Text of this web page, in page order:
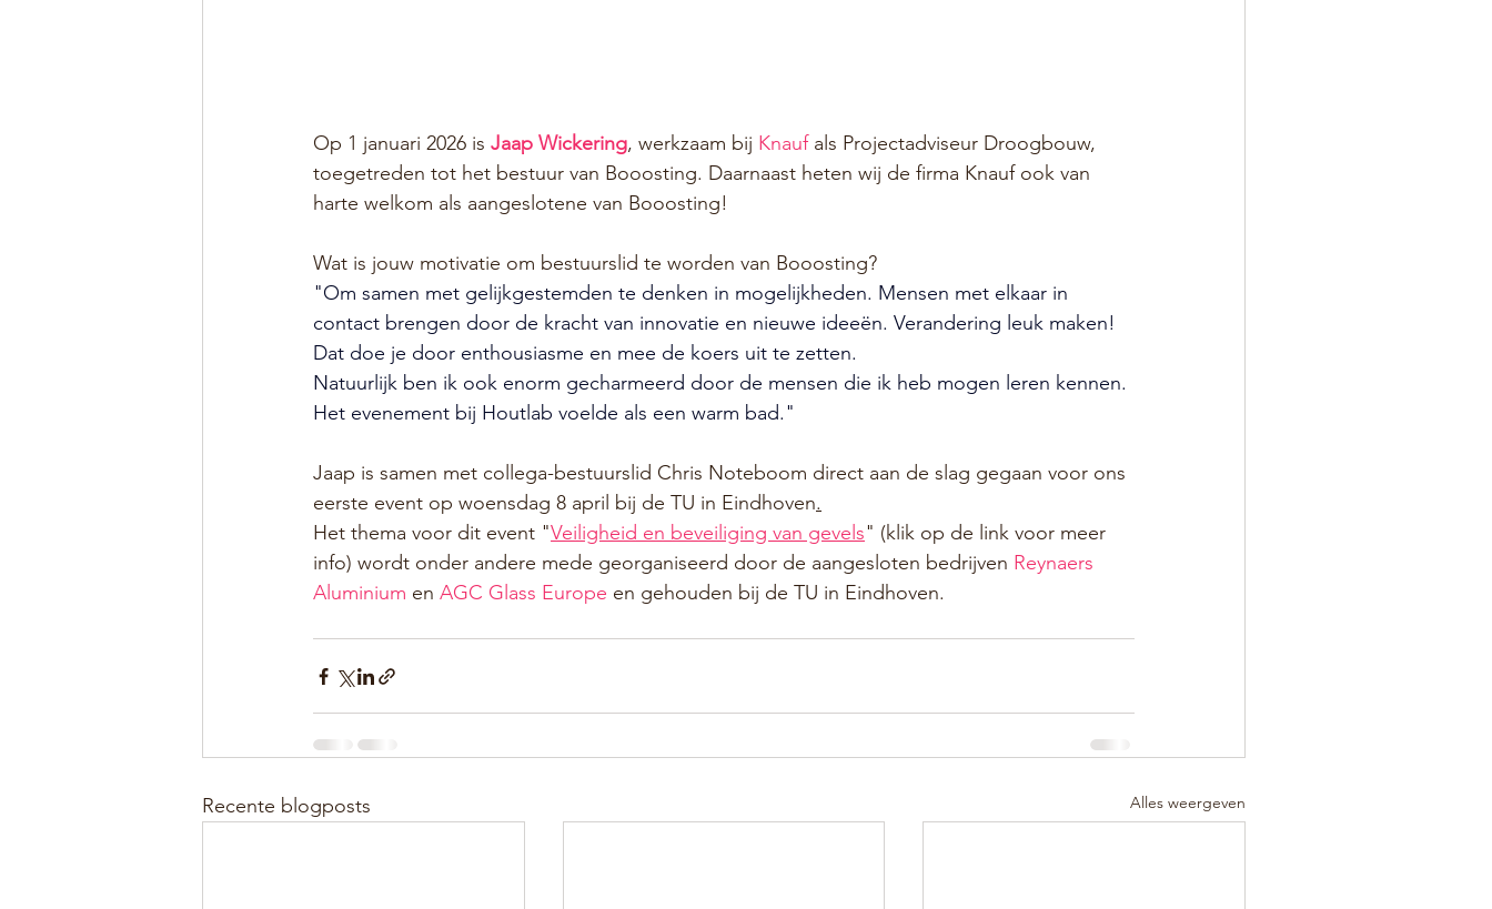
Op 1 januari 2026 is Jaap Wickering, werkzaam bij Knauf als Projectadviseur Droogbouw,
toegetreden tot het bestuur van Booosting. Daarnaast heten wij de firma Knauf ook van
harte welkom als aangeslotene van Booosting!
Wat is jouw motivatie om bestuurslid te worden van Booosting?
"Om samen met gelijkgestemden te denken in mogelijkheden. Mensen met elkaar in
contact brengen door de kracht van innovatie en nieuwe ideeën. Verandering leuk maken!
Dat doe je door enthousiasme en mee de koers uit te zetten.
Natuurlijk ben ik ook enorm gecharmeerd door de mensen die ik heb mogen leren kennen.
Het evenement bij Houtlab voelde als een warm bad."
Jaap is samen met collega-bestuurslid Chris Noteboom direct aan de slag gegaan voor ons
eerste event op woensdag 8 april bij de TU in Eindhoven.
Het thema voor dit event "Veiligheid en beveiliging van gevels" (klik op de link voor meer
info) wordt onder andere mede georganiseerd door de aangesloten bedrijven Reynaers
Aluminium en AGC Glass Europe en gehouden bij de TU in Eindhoven.
Recente blogposts Alles weergeven